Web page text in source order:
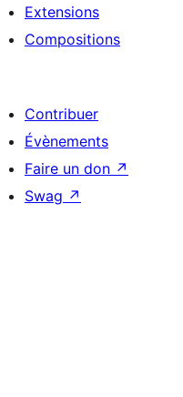
Extensions
Compositions
Contribuer
Évènements
Faire un don ↗
Swag ↗